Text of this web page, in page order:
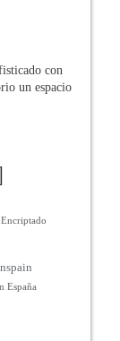
con
un espacio
España